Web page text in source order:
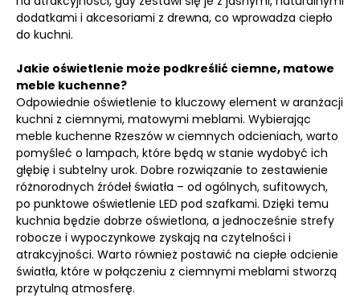
dodatkami i akcesoriami z drewna, co wprowadza ciepło
do kuchni.
Jakie oświetlenie może podkreślić ciemne, matowe
meble kuchenne?
Odpowiednie oświetlenie to kluczowy element w aranżacji
kuchni z ciemnymi, matowymi meblami. Wybierając
meble kuchenne Rzeszów w ciemnych odcieniach, warto
pomyśleć o lampach, które będą w stanie wydobyć ich
głębię i subtelny urok. Dobre rozwiązanie to zestawienie
różnorodnych źródeł światła – od ogólnych, sufitowych,
po punktowe oświetlenie LED pod szafkami. Dzięki temu
kuchnia będzie dobrze oświetlona, a jednocześnie strefy
robocze i wypoczynkowe zyskają na czytelności i
atrakcyjności. Warto również postawić na ciepłe odcienie
światła, które w połączeniu z ciemnymi meblami stworzą
przytulną atmosferę.